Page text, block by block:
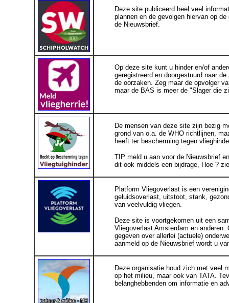
Deze site publiceerd heel veel
plannen en de gevolgen hiervan op
de Nieuwsbrief.
Op deze site kunt u hinder en/of
geregistreerd en doorgestuurd naar
de oorzaken. Zeg maar de opvolger
maar de BAS is meer de "Slager die
De mensen van deze site zijn bezig
grond van o.a. de WHO richtlijnen,
heeft ter bescherming tegen
TIP meld u aan voor de Nieuwsbrief
dit ook middels een bijdrage, Hoe ?
Platform Vliegoverlast is een
geluidsoverlast, uitstoot, stank,
van veelvuldig vliegen.
Deze site is voortgekomen uit een
Vliegoverlast Amsterdam en
gegeven over allerlei (actuele)
aanmeld op de Nieuwsbrief wordt u
Deze organisatie houd zich met veel
op het milieu, maar ook van TATA.
belanghebbenden om informatie en